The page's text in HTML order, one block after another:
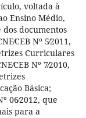
voltada à
Ensino Médio,
dos documentos
Nº 5∕2011,
Curriculares
Nº 7∕2010,
Básica;
06∕2012, que
para a